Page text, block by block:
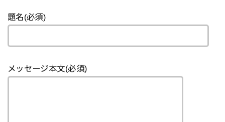
題名(必須)
メッセージ本文(必須)